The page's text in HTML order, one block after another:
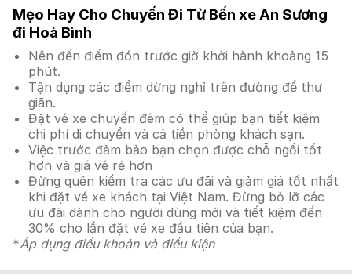
Mẹo Hay Cho Chuyến Đi Từ Bến xe An Sương
đi Hoà Bình
Nên đến điểm đón trước giờ khởi hành khoảng 15
phút.
Tận dụng các điểm dừng nghỉ trên đường để thư
giãn.
Đặt vé xe chuyến đêm có thể giúp bạn tiết kiệm
chi phí di chuyển và cả tiền phòng khách sạn.
Việc trước đảm bảo bạn chọn được chỗ ngồi tốt
hơn và giá vé rẻ hơn
Đừng quên kiểm tra các ưu đãi và giảm giá tốt nhất
khi đặt vé xe khách tại Việt Nam. Đừng bỏ lỡ các
ưu đãi dành cho người dùng mới và tiết kiệm đến
30% cho lần đặt vé xe đầu tiên của bạn.
*Áp dụng điều khoản và điều kiện